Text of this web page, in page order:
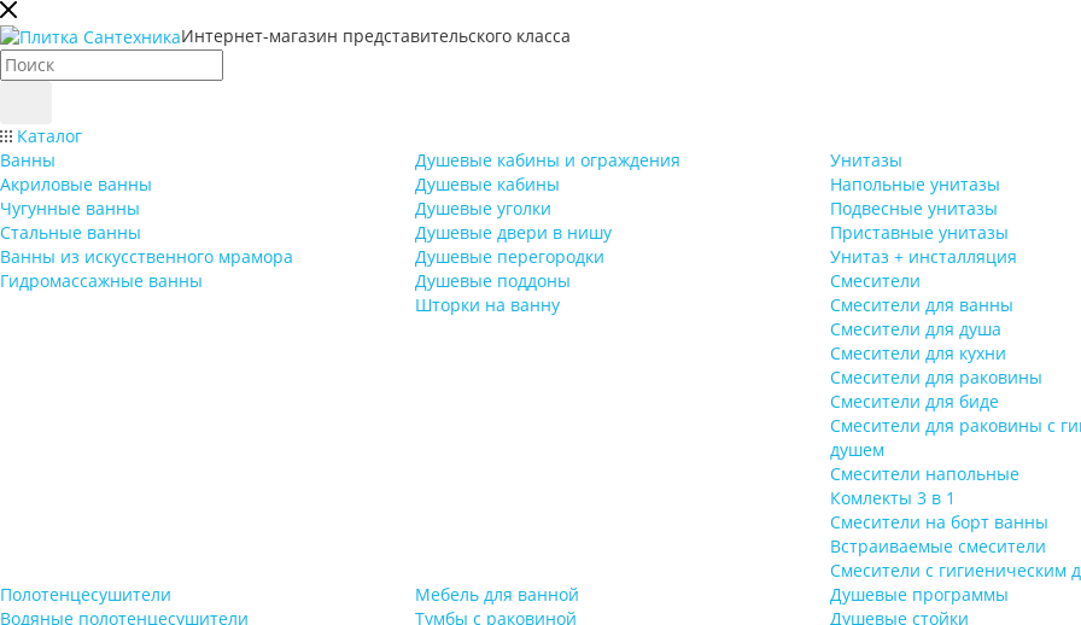
Интернет-магазин представительского класса
Каталог
Ванны
Акриловые ванны
Чугунные ванны
Стальные ванны
Ванны из искусственного мрамора
Гидромассажные ванны
Душевые кабины и ограждения
Душевые кабины
Душевые уголки
Душевые двери в нишу
Душевые перегородки
Душевые поддоны
Шторки на ванну
Унитазы
Напольные унитазы
Подвесные унитазы
Приставные унитазы
Унитаз + инсталляция
Смесители
Смесители для ванны
Смесители для душа
Смесители для кухни
Смесители для раковины
Смесители для биде
Смесители для раковины с
душем
Смесители напольные
Комлекты 3 в 1
Смесители на борт ванны
Встраиваемые смесители
Смесители с гигиеническим
Полотенцесушители
Водяные полотенцесушители
Мебель для ванной
Тумбы с раковиной
Душевые программы
Душевые стойки